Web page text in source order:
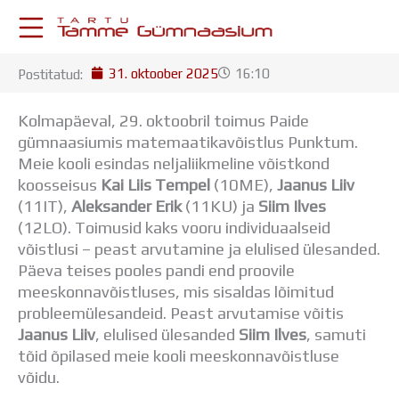
KESKKONNAD
Postkast
Drive
Tamme TV
Tamme Leht
Kooliraadio
Koorilaul
ÕPPETÖÖ
Tunniplaan
Aastaplaan
Õppekava
Ainepassid
Postitatud: 31. oktoober 2025 16:10
Kolmapäeval, 29. oktoobril toimus Paide
gümnaasiumis matemaatikavõistlus Punktum.
Meie kooli esindas neljaliikmeline võistkond
koosseisus Kai Liis Tempel (10ME), Jaanus Liiv
(11IT), Aleksander Erik(11KU) ja Siim Ilves
(12LO). Toimusid kaks vooru individuaalseid
võistlusi – peast arvutamine ja elulised ülesanded.
Päeva teises pooles pandi end proovile
meeskonnavõistluses, mis sisaldas lõimitud
probleemülesandeid. Peast arvutamise võitis
Jaanus Liiv, elulised ülesanded Siim Ilves, samuti
tõid õpilased meie kooli meeskonnavõistluse
võidu.